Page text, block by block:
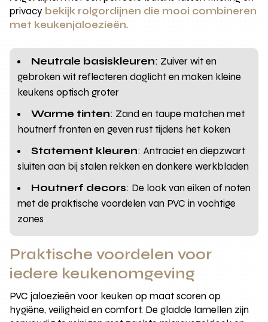
privacy bekijk rolgordijnen die mooi combineren
met keukenjaloezieën.
Neutrale basiskleuren: Zuiver wit en
gebroken wit reflecteren daglicht en maken kleine
keukens optisch groter
Warme tinten: Zand en taupe matchen met
houtnerf fronten en geven rust tijdens het koken
Statement kleuren: Antraciet en diepzwart
sluiten aan bij stalen rekken en donkere werkbladen
Houtnerf decors: De look van eiken of noten
met de praktische voordelen van PVC in vochtige
zones
Praktische voordelen voor
iedere keukenomgeving
PVC jaloezieën voor keuken op maat scoren op
hygiëne, veiligheid en comfort. De gladde lamellen zijn